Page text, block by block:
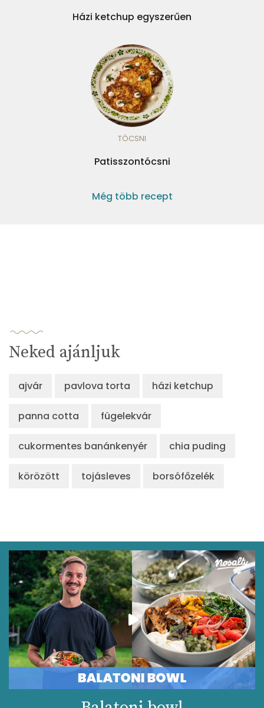
Házi ketchup egyszerűen
TÓCSNI
Patisszontócsni
Még több recept
Neked ajánljuk
ajvár pavlova torta házi ketchup
panna cotta fügelekvár
cukormentes banánkenyér chia puding
körözött tojásleves borsófőzelék